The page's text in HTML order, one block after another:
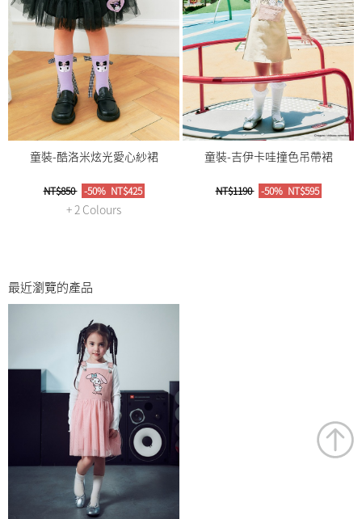
童裝-酷洛米炫光愛心紗裙
NT$850 -50% NT$425
+ 2 Colours
童裝-吉伊卡哇撞色吊帶裙
NT$1190 -50% NT$595
最近瀏覽的產品